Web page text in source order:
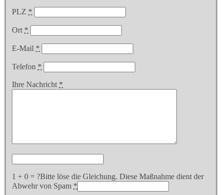
PLZ *
Ort *
E-Mail *
Telefon *
Ihre Nachricht *
1 + 0 = ?Bitte löse die Gleichung. Diese Maßnahme dient der
Abwehr von Spam *